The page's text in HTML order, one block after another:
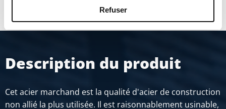
Refuser
Description du produit
Cet acier marchand est la qualité d'acier de construction
non allié la plus utilisée. Il est raisonnablement usinable,